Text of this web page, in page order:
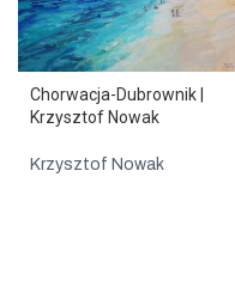
Chorwacja-Dubrownik |
Krzysztof Nowak
Krzysztof Nowak